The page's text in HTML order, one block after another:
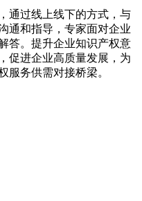
通过线上线下的方式，与
通和指导，专家面对企业
答。提升企业知识产权意
促进企业高质量发展，为
服务供需对接桥梁。